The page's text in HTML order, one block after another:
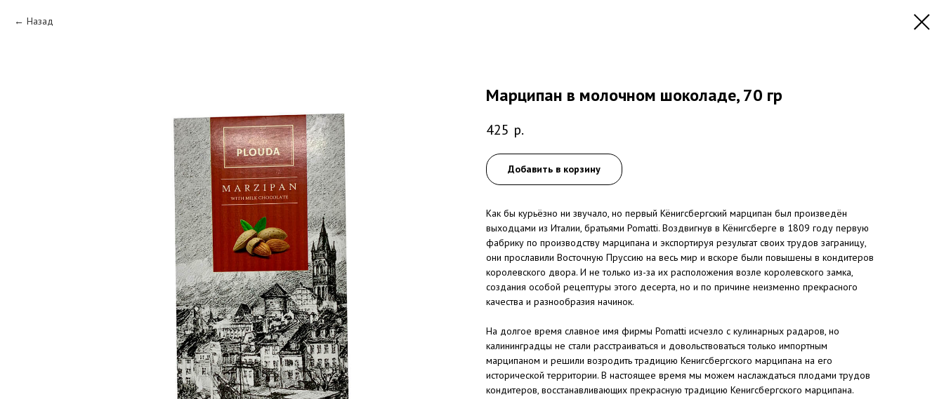
Назад
Марципан в молочном шоколаде, 70 гр
425 р.
Добавить в корзину
Как бы курьёзно ни звучало, но первый Кёнигсбергский марципан был произведён
выходцами из Италии, братьями Pomatti. Воздвигнув в Кёнигсберге в 1809 году первую
фабрику по производству марципана и экспортируя результат своих трудов заграницу,
они прославили Восточную Пруссию на весь мир и вскоре были повышены в кондитеров
королевского двора. И не только из-за их расположения возле королевского замка,
создания особой рецептуры этого десерта, но и по причине неизменно прекрасного
качества и разнообразия начинок.
На долгое время славное имя фирмы Pomatti исчезло с кулинарных радаров, но
калининградцы не стали расстраиваться и довольствоваться только импортным
марципаном и решили возродить традицию Кенигсбергского марципана на его
исторической территории. В настоящее время мы можем наслаждаться плодами трудов
кондитеров, восстанавливающих прекрасную традицию Кенигсбергского марципана.